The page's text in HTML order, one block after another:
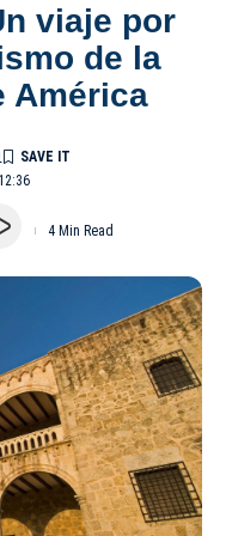
viaje por
de la
América
4 Min Read